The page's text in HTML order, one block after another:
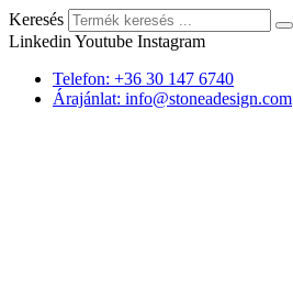
Keresés
Linkedin Youtube Instagram
Telefon: +36 30 147 6740
Árajánlat: info@stoneadesign.com